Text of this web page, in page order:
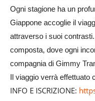
Ogni stagione ha un
Giappone accoglie il
attraverso i suoi
composta, dove ogni
compagnia di Gimmy
Il viaggio verrà effettuato
INFO E ISCRIZIONE: